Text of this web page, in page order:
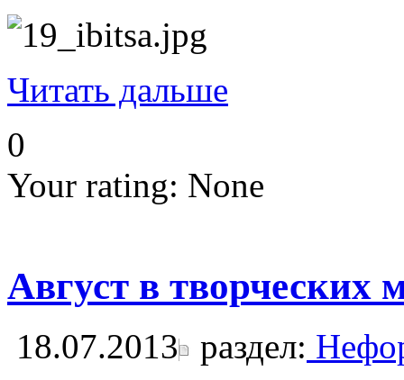
Читать дальше
0
Your rating: None
Август в творческих
18.07.2013 раздел: